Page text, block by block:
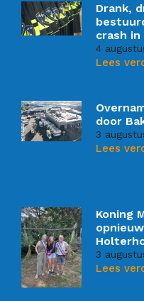
Drank,
crash in
4
Lees
door
3
Lees
Koning
3
Lees